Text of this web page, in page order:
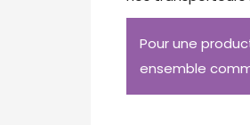
Pour une
ensemble